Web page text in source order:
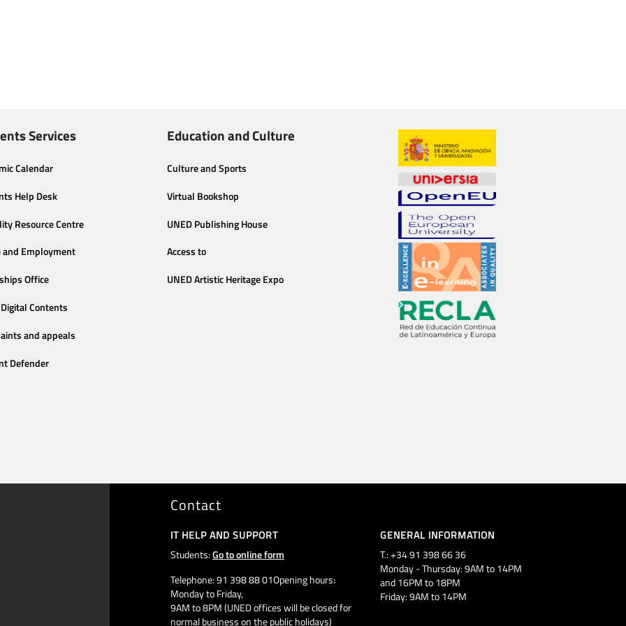
Services
Calendar
Help Desk
Resource Centre
and Employment
Office
Contents
and appeals
Defender
Education and Culture
Culture and Sports
Virtual Bookshop
UNED Publishing House
Access to
UNED Artistic Heritage Expo
Contact
IT HELP AND SUPPORT
Students:Go to online form
Telephone: 91 398 88 01Opening hours:
Monday to Friday,
9AM to 8PM (UNED offices will be closed for
normal business on the public holidays)
GENERAL INFORMATION
T.: +34 91 398 66 36
Monday - Thursday: 9AM to 14PM
and 16PM to 18PM
Friday: 9AM to 14PM